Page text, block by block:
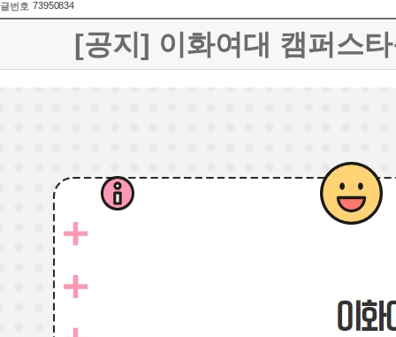
글번호 73950834
[공지] 이화여대 캠퍼스